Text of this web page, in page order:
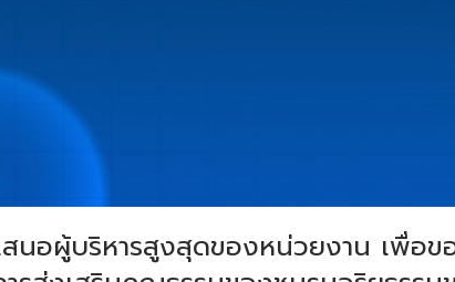
นอผู้บริหารสูงสุดของหน่วยงาน เพื่อข